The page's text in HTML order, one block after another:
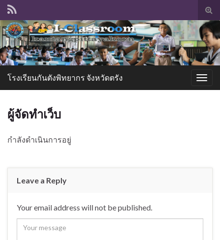
โรงเรียนกันตังพิทยากร จังหวัดตรัง
ผู้จัดทำเว็บ
กำลังดำเนินการอยู่
Leave a Reply
Your email address will not be published.